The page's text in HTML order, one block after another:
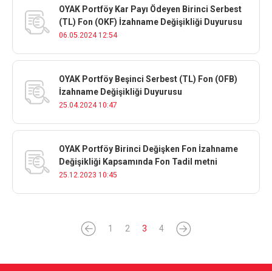
OYAK Portföy Kar Payı Ödeyen Birinci Serbest
(TL) Fon (OKF) İzahname Değişikliği Duyurusu
06.05.2024 12:54
OYAK Portföy Beşinci Serbest (TL) Fon (OFB)
İzahname Değişikliği Duyurusu
25.04.2024 10:47
OYAK Portföy Birinci Değişken Fon İzahname
Değişikliği Kapsamında Fon Tadil metni
25.12.2023 10:45
1 2 3 4